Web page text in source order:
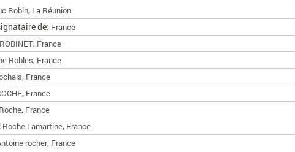
Robin, La Réunion
de: France
, France
Robles, France
, France
, France
, France
Roche Lamartine, France
rocher, France